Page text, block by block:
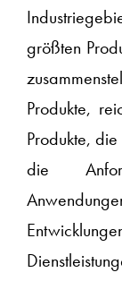
größten
Produkte,
Produkte,
die